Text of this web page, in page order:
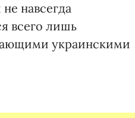
навсегда
всего лишь
украинскими